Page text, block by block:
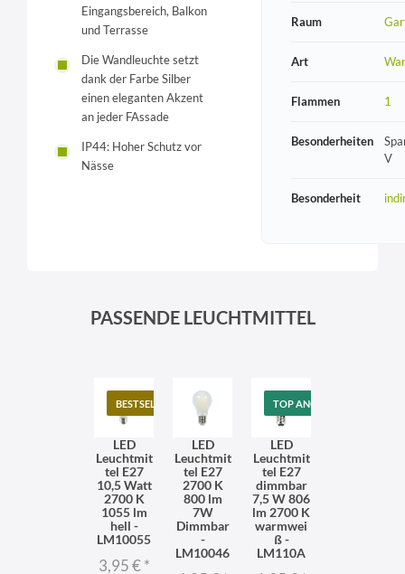
Eingangsbereich, Balkon
und Terrasse
Die Wandleuchte setzt
dank der Farbe Silber
einen eleganten Akzent
an jeder FAssade
IP44: Hoher Schutz vor
Nässe
Raum
Art
Flammen 1
Besonderheiten
V
Besonderheit
PASSENDE LEUCHTMITTEL
BESTSELLER
LED
Leuchtmit
tel E27
10,5 Watt
2700 K
1055 lm
hell -
LM10055
3,95 €*
LED
Leuchtmit
tel E27
2700 K
800 lm
7W
Dimmbar
-
LM10046
TOP ANGEBOT
LED
Leuchtmit
tel E27
dimmbar
7,5 W 806
lm 2700 K
warmwei
ß -
LM110A